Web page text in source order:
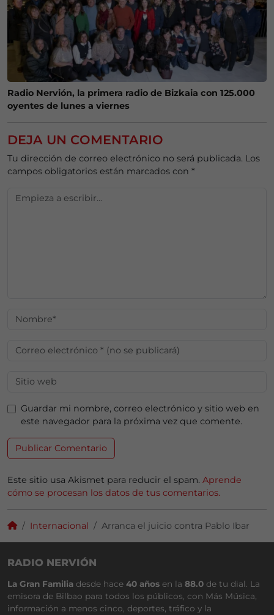
Radio Nervión, la primera radio de Bizkaia con 125.000
oyentes de lunes a viernes
DEJA UN COMENTARIO
Tu dirección de correo electrónico no será publicada. Los
campos obligatorios están marcados con *
Guardar mi nombre, correo electrónico y sitio web en
este navegador para la próxima vez que comente.
Este sitio usa Akismet para reducir el spam. Aprende
cómo se procesan los datos de tus comentarios.
Internacional Arranca el juicio contra Pablo Ibar
RADIO NERVIÓN
La Gran Familia desde hace 40 años en la 88.0 de tu dial. La
emisora de Bilbao para todos los públicos, con Más Música,
información a menos cinco, deportes, tráfico y la